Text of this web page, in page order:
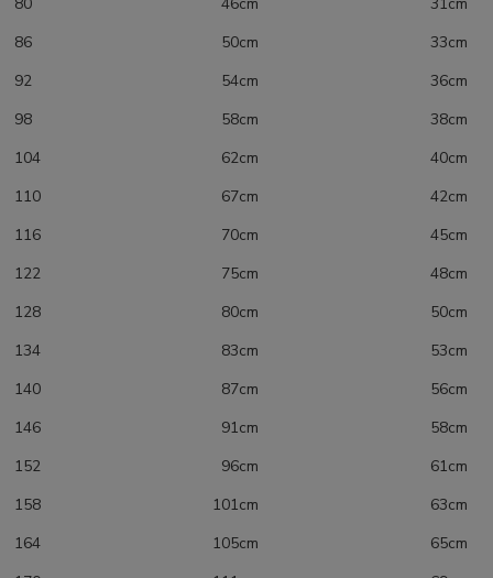
86 50cm 33cm
92 54cm 36cm
98 58cm 38cm
104 62cm 40cm
110 67cm 42cm
116 70cm 45cm
122 75cm 48cm
128 80cm 50cm
134 83cm 53cm
140 87cm 56cm
146 91cm 58cm
152 96cm 61cm
158 101cm 63cm
164 105cm 65cm